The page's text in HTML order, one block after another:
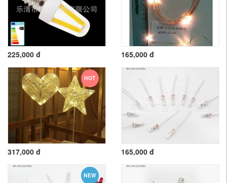
225,000 đ 165,000 đ
HOT
317,000 đ 165,000 đ
NEW